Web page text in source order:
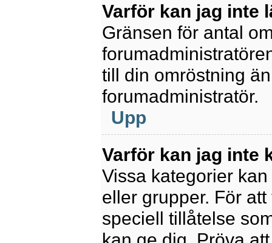
Varför kan jag inte
Gränsen för antal
till din omröstning
forumadministratör.
Upp
Varför kan jag inte
Vissa kategorier
eller grupper. För
speciell tillåtelse